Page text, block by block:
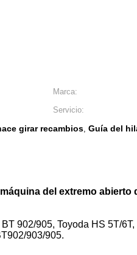
Marca:
Servicio:
girar recambios, Guía del
del extremo
902/905, Toyoda HS 5T/
903/905.